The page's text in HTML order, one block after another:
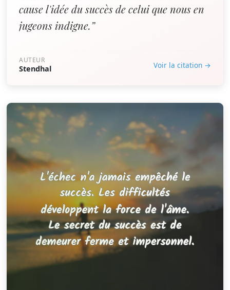
cause l'idée du succès de celui que nous en
jugeons indigne.”
AUTEUR
Stendhal Voir la citation →